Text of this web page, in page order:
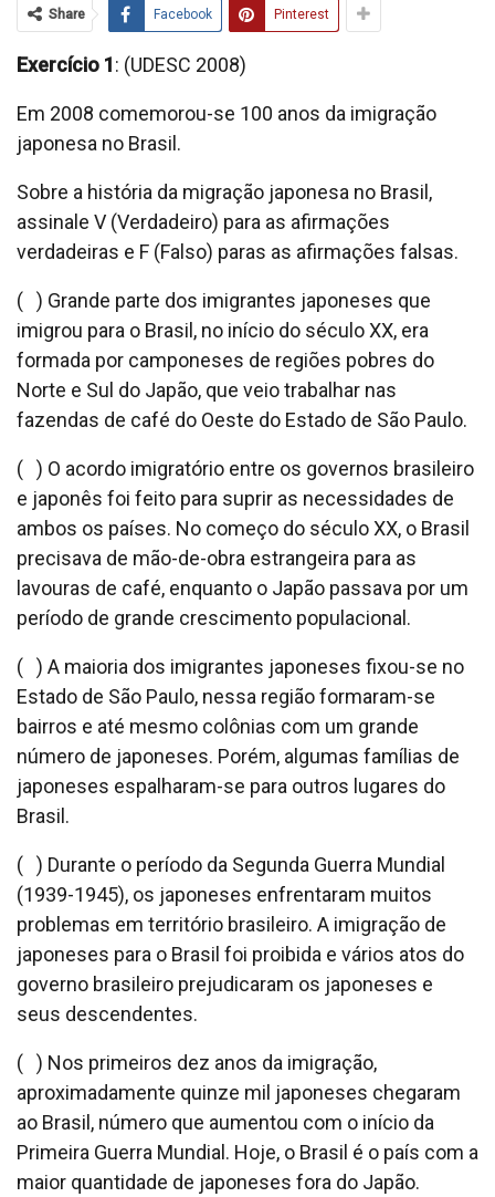
Share Facebook Pinterest
Exercício 1: (UDESC 2008)
Em 2008 comemorou-se 100 anos da imigração
japonesa no Brasil.
Sobre a história da migração japonesa no Brasil,
assinale V (Verdadeiro) para as afirmações
verdadeiras e F (Falso) paras as afirmações falsas.
( ) Grande parte dos imigrantes japoneses que
imigrou para o Brasil, no início do século XX, era
formada por camponeses de regiões pobres do
Norte e Sul do Japão, que veio trabalhar nas
fazendas de café do Oeste do Estado de São Paulo.
( ) O acordo imigratório entre os governos brasileiro
e japonês foi feito para suprir as necessidades de
ambos os países. No começo do século XX, o Brasil
precisava de mão-de-obra estrangeira para as
lavouras de café, enquanto o Japão passava por um
período de grande crescimento populacional.
( ) A maioria dos imigrantes japoneses fixou-se no
Estado de São Paulo, nessa região formaram-se
bairros e até mesmo colônias com um grande
número de japoneses. Porém, algumas famílias de
japoneses espalharam-se para outros lugares do
Brasil.
( ) Durante o período da Segunda Guerra Mundial
(1939-1945), os japoneses enfrentaram muitos
problemas em território brasileiro. A imigração de
japoneses para o Brasil foi proibida e vários atos do
governo brasileiro prejudicaram os japoneses e
seus descendentes.
( ) Nos primeiros dez anos da imigração,
aproximadamente quinze mil japoneses chegaram
ao Brasil, número que aumentou com o início da
Primeira Guerra Mundial. Hoje, o Brasil é o país com a
maior quantidade de japoneses fora do Japão.